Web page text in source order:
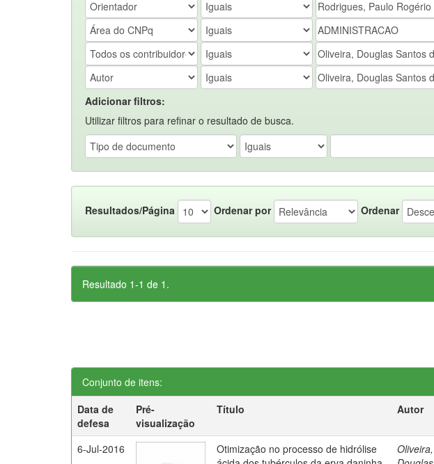
Adicionar filtros:
Utilizar filtros para refinar o resultado de busca.
Resultados/Página Ordenar por Ordenar
Resultado 1-1 de 1.
Conjunto de itens:
Data de
defesa
Pré-
visualização
Título Autor
6-Jul-2016
Otimização no processo de hidrólise
Oliveira,